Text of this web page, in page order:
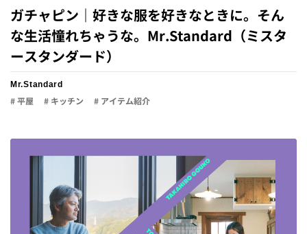
ガチャピン｜好きな服を好きなときに。そん
な生活憧れちゃうな。Mr.Standard（ミスタ
ースタンダード）
Mr.Standard
# 平屋 # キッチン # アイテム紹介